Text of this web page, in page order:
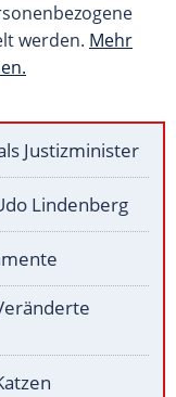
werden. Mehr
Justizminister
Lindenberg